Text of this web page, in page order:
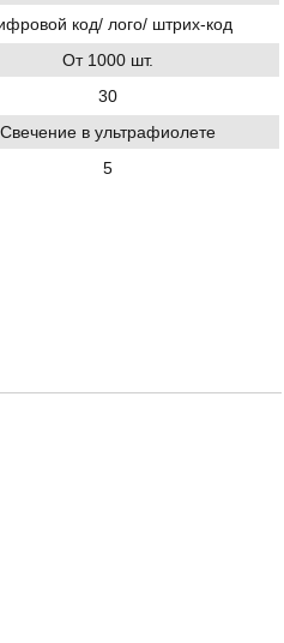
код/ лого/ штрих-код
От 1000 шт.
30
Свечение в ультрафиолете
5